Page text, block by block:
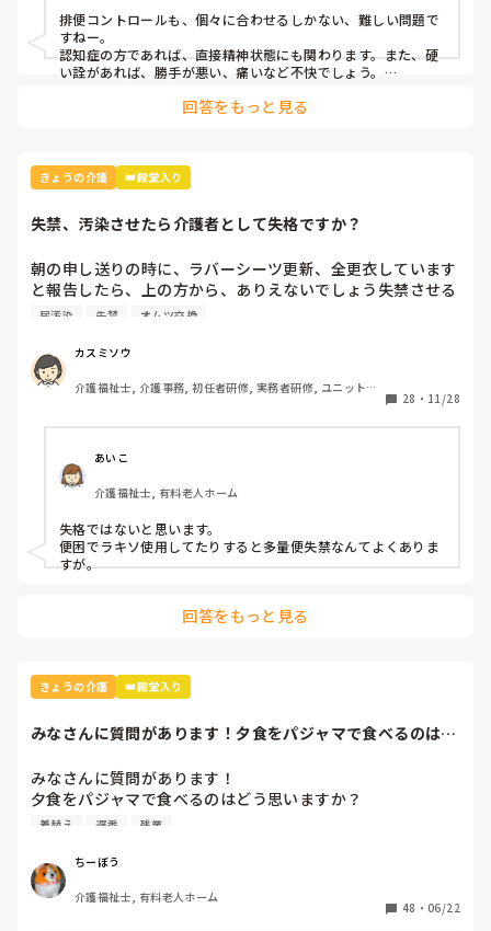
排便コントロールも、個々に合わせるしかない、難しい問題で
すねー。
認知症の方であれば、直接精神状態にも関わります。また、硬
い詮があれば、勝手が悪い、痛いなど不快でしょう。
利用者様はその事で、どのような言動でしょうか？  ご家族の
思います。
もちろん、夜勤が大変だから、ピコルス（ラキソベロン）を
問題提起されていますので、正常は３日に一度は…が目安との
では、なので４日でよいのか、摘便までしばしば必要で痛い思
いをしておられるのか。
せっかく多職種の意見を合わせておられる、素晴らしい施設、
お人柄だと思いますので、基本、利用者様目線でのお考えを出
私も、こう言う機会に、振り替えれます。
ありがとうございます。
回答をもっと見る
きょうの介護 👑殿堂入り
失禁、汚染させたら介護者として失格ですか？
朝の申し送りの時に、ラバーシーツ更新、全更衣しています
と報告したら、上の方から、ありえないでしょう失禁させる
のはと言われました。
すかと…
夜勤者は、皆さん寝ずに仕事をしています、別に遊んでるわ
けじゃないし、いびきかいて寝ているところをゴソゴソする
のもどうかと思うので、私は基本、夜は寝るのが当たり前な
ので睡眠を重視したいだけです。
高齢者は、そうでなくても眠りが浅い。
夜勤者をする人の中には、賛否両論あるかと思いますが、私
は、よく寝ていたら睡眠を重視します。
夜間に失禁させてしまったら、介護者としては失格ですか？
尿汚染 失禁 オムツ交換
カスミソウ
介護福祉士, 介護事務, 初任者研修, 実務者研修, ユニット型
28 ・ 11/28
あいこ
介護福祉士, 有料老人ホーム
失格ではないと思います。
便困でラキソ使用してたりすると多量便失禁なんてよくありま
すが。
回答をもっと見る
きょうの介護 👑殿堂入り
みなさんに質問があります！夕食をパジャマで食べるのはど
みなさんに質問があります！
夕食をパジャマで食べるのはどう思いますか？
夕食前、忙しくない時間に更衣するのはどう思いますか？
に関しても、関心をもたず、食前、食後どちらで更衣して
も、特に肯定、否定されない方々です。また、更衣の介助は
ほぼ職員が行います。）
着替え 遅番 残業
ちーぼう
介護福祉士, 有料老人ホーム
48 ・ 06/22